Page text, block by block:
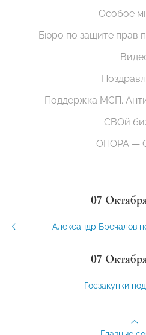
Особое
Бюро по защите прав
Поддержка МСП.
СВОй
ОПОРА —
07
Александр Бречалов
07
Госзакупки